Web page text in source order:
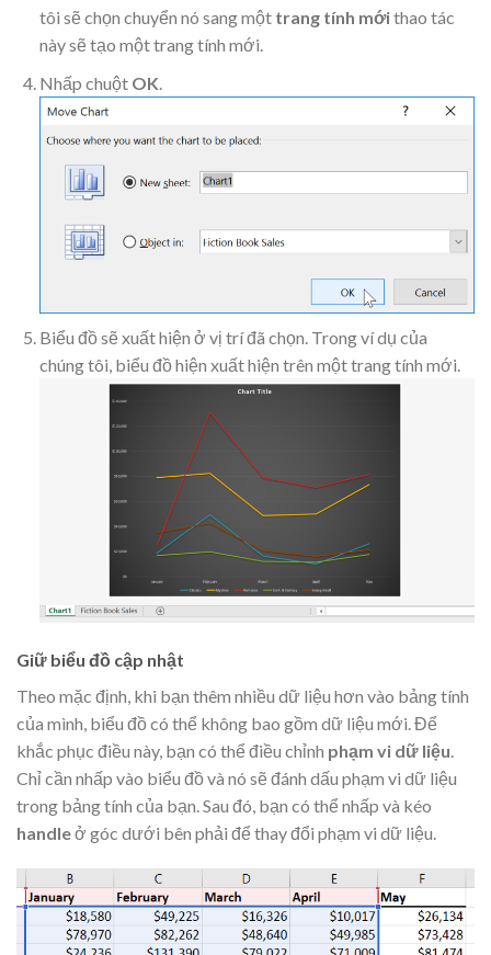
tôi sẽ chọn chuyển nó sang một trang tính mớithao tác
này sẽ tạo một trang tính mới.
Nhấp chuột OK.
Biểu đồ sẽ xuất hiện ở vị trí đã chọn. Trong ví dụ của
chúng tôi, biểu đồ hiện xuất hiện trên một trang tính mới.
Giữ biểu đồ cập nhật
Theo mặc định, khi bạn thêm nhiều dữ liệu hơn vào bảng tính
của mình, biểu đồ có thể không bao gồm dữ liệu mới. Để
khắc phục điều này, bạn có thể điều chỉnh phạm vi dữ liệu
Chỉ cần nhấp vào biểu đồ và nó sẽ đánh dấu phạm vi dữ liệu
trong bảng tính của bạn. Sau đó, bạn có thể nhấp và kéo
handleở góc dưới bên phải để thay đổi phạm vi dữ liệu.